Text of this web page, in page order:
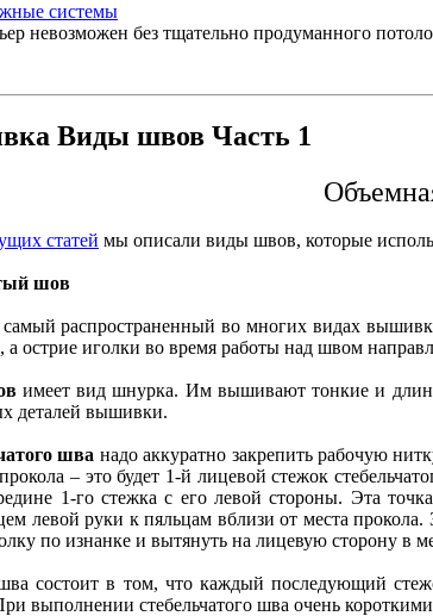
системы
невозможен без тщательно продуманного
Виды швов Часть 1
статей мы описали виды швов, которые
шов
самый распространенный во многих видах
а острие иголки во время работы над швом
имеет вид шнурка. Им вышивают тонкие и
деталей вышивки.
шва надо аккуратно закрепить рабочую
– это будет 1-й лицевой стежок
1-го стежка с его левой стороны. Эта
левой руки к пяльцам вблизи от места
по изнанке и вытянуть на лицевую сторону в
состоит в том, что каждый последующий
выполнении стебельчатого шва очень